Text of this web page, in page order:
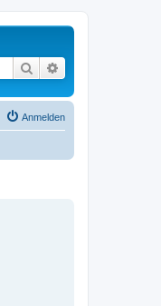
Suche
Anmelden